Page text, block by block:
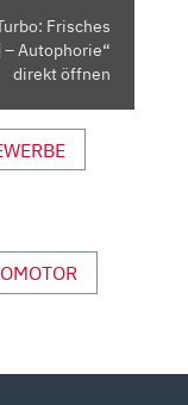
Frisches
– Autophorie“
direkt öffnen